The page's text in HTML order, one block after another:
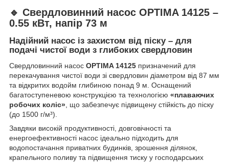
🔹 Свердловинний насос OPTIMA 14125 –
0.55 кВт, напір 73 м
Надійний насос із захистом від піску – для
подачі чистої води з глибоких свердловин
Свердловинний насос OPTIMA 14125 призначений для
перекачування чистої води зі свердловин діаметром від 87 мм
та відкритих водойм глибиною понад 9 м. Оснащений
багатоступеневою конструкцією та технологією «плаваючих
робочих коліс», що забезпечує підвищену стійкість до піску
(до 1500 г/м³).
Завдяки високій продуктивності, довговічності та
енергоефективності насос ідеально підходить для
водопостачання приватних будинків, зрошення ділянок,
крапельного поливу та підвищення тиску у господарських